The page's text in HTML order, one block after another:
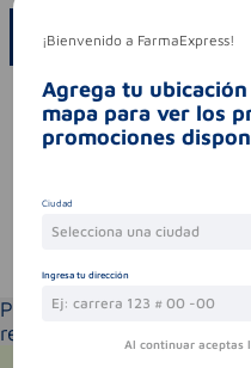
ESCRIBE
Por favor, inicie sesión
Sin comentarios.
Por favor selecciona tu
recomendados según la
¡Bienvenido a FarmaExpress!
Agrega tu
mapa para ver los
promociones
Ciudad
Selecciona una ciudad
Ingresa tu dirección
Al continuar aceptas